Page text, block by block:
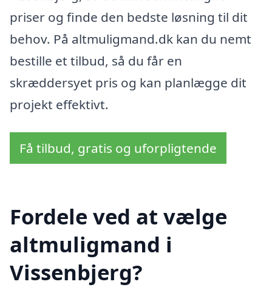
priser og finde den bedste løsning til dit
behov. På altmuligmand.dk kan du nemt
bestille et tilbud, så du får en
skræddersyet pris og kan planlægge dit
projekt effektivt.
Få tilbud, gratis og uforpligtende
Fordele ved at vælge
altmuligmand i
Vissenbjerg?